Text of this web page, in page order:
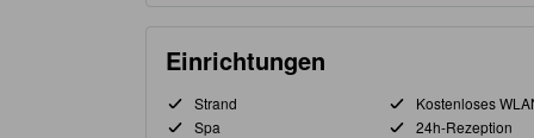
Einrichtungen
Strand Kostenloses
Spa
24h-Rezeption